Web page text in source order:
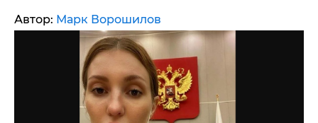
Автор: Марк Ворошилов